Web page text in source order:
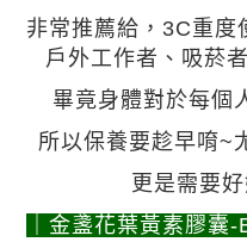
非常推薦給，3C重度
戶外工作者、吸菸
畢竟身體對於每個
所以保養要趁早唷~
更是需要
｜金盞花葉黃素膠囊-